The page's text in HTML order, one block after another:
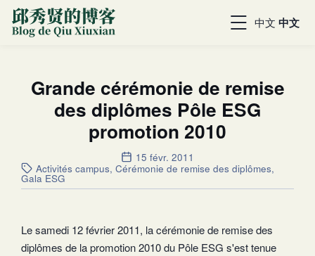
中文 中文
Grande cérémonie de remise
des diplômes Pôle ESG
promotion 2010
15 févr. 2011
Activités campus,Cérémonie de remise des diplômes,
Gala ESG
Le samedi 12 février 2011, la cérémonie de remise des
diplômes de la promotion 2010 du Pôle ESG s'est tenue